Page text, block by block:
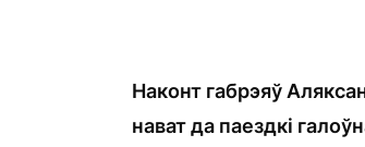
Наконт габрэяў
нават да паездкі